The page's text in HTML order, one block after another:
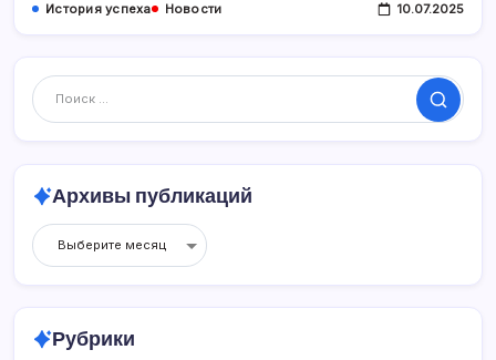
История успеха Новости 10.07.2025
Поиск
Архивы публикаций
Архивы
публикаций
Рубрики